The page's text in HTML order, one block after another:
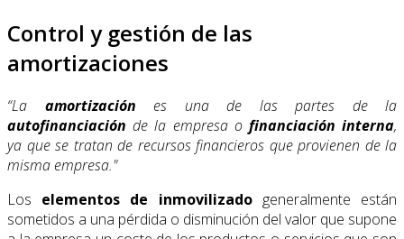
Control y gestión de las
amortizaciones
“La amortización es una de las partes de la
autofinanciación de la empresa o financiación interna,
ya que se tratan de recursos financieros que provienen de la
misma empresa."
Los elementos de inmovilizadogeneralmente están
sometidos a una pérdida o disminución del valor que supone